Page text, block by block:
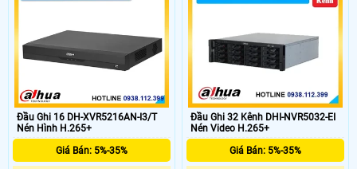
nhận diện khuôn mặt, AcuPick,hỗ
trợ ổ cứng tối đa 16TB.
bị còn trang bị AI thông minh như
khuôn mặt.
Đầu Ghi 16 DH-XVR5216AN-I3/T
Nén Hình H.265+
Giá Bán: 5%-35%
Đầu Ghi 32 Kênh DHI-NVR5032-EI
Nén Video H.265+
Giá Bán: 5%-35%